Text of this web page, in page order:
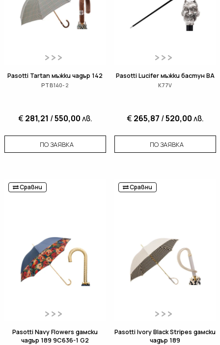
Pasotti Tartan мъжки чадър 142
PTB140-2
€ 281,21 /550,00лв.
ПО ЗАЯВКА
Pasotti Lucifer мъжки бастун BA
K77V
€ 265,87 /520,00лв.
ПО ЗАЯВКА
Сравни
Pasotti Navy Flowers дамски
чадър 189 9C636-1 G2
Сравни
Pasotti Ivory Black Stripes дамски
чадър 189